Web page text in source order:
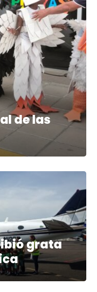
de las
grata